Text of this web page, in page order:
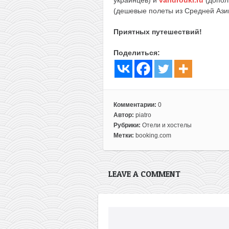
(дешевые полеты из Средней
Приятных путешествий!
Поделиться:
Комментарии: 0
Автор: piatro
Рубрики: Отели и хостелы
Метки: booking.com
LEAVE A COMMENT